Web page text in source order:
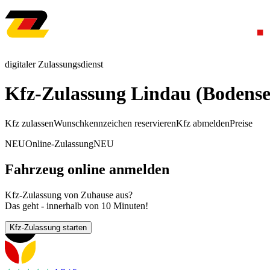
digitaler Zulassungsdienst
Kfz-Zulassung Lindau
Kfz zulassenWunschkennzeichen reservierenKfz abmeldenPreise
NEUOnline-ZulassungNEU
Fahrzeug online anmelden
Kfz-Zulassung von Zuhause aus?
Das geht - innerhalb von 10 Minuten!
Kfz-Zulassung starten